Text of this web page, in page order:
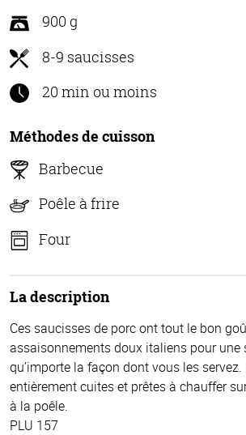
900 g
8-9 saucisses
20 min ou moins
Méthodes de cuisson
Barbecue
Poêle à frire
Four
La description
Ces saucisses de porc ont tout le bon
assaisonnements doux italiens pour une
qu’importe la façon dont vous les
entièrement cuites et prêtes à chauffer
à la poêle.
PLU 157